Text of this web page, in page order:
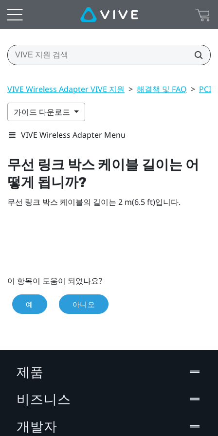
VIVE Wireless Adapter VIVE 지원 > 해결책 및 FAQ >
가이드 다운로드
VIVE Wireless Adapter Menu
무선 링크 박스 케이블 길이는 어
떻게 됩니까?
무선 링크 박스 케이블의 길이는 2 m(6.5 ft)입니다.
이 항목이 도움이 되었나요?
예 아니오
제품
비즈니스
개발자